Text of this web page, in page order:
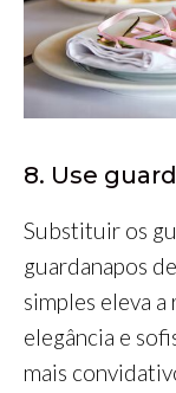
8. Use
Substituir os
guardanapos
simples eleva
elegância e
mais